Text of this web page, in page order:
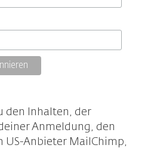
den Inhalten, der
Anmeldung, den
US-Anbieter MailChimp,